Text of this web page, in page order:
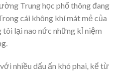
Trung học phổ thông đang
cái không khí mát mẻ của
lại nao nức những kỉ niệm
nhiều dấu ấn khó phai, kể từ